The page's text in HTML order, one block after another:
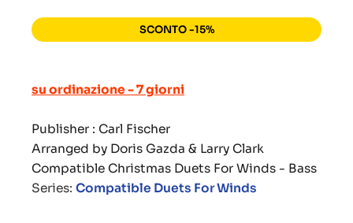
SCONTO -15%
su ordinazione - 7 giorni
Publisher : Carl Fischer
Arranged by Doris Gazda & Larry Clark
Compatible Christmas Duets For Winds - Bass
Series: Compatible Duets For Winds